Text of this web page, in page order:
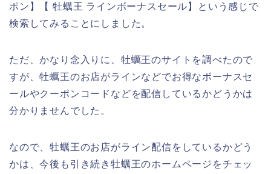
ポン】【 牡蠣王 ラインボーナスセール】という感じで
検索してみることにしました。
ただ、かなり念入りに、牡蠣王のサイトを調べたので
すが、牡蠣王のお店がラインなどでお得なボーナスセ
ールやクーポンコードなどを配信しているかどうかは
分かりませんでした。
なので、牡蠣王のお店がライン配信をしているかどう
かは、今後も引き続き牡蠣王のホームページをチェッ